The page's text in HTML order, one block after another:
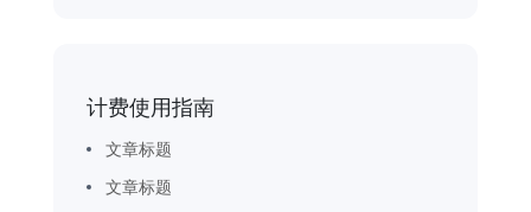
计费使用指南
文章标题
文章标题